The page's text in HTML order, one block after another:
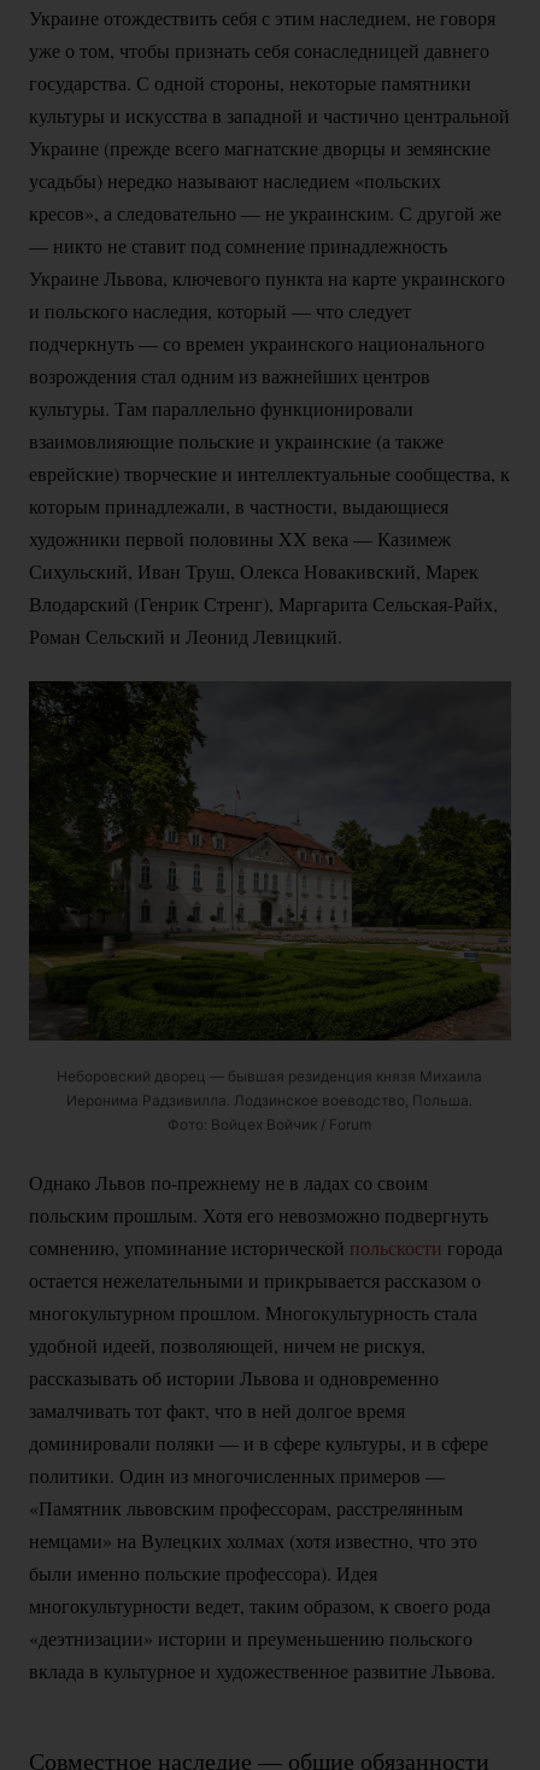
Украине отождествить себя с этим наследием, не говоря
уже о том, чтобы признать себя сонаследницей давнего
государства. С одной стороны, некоторые памятники
культуры и искусства в западной и частично центральной
Украине (прежде всего магнатские дворцы и земянские
усадьбы) нередко называют наследием «польских
кресов», а следовательно — не украинским. С другой же
— никто не ставит под сомнение принадлежность
Украине Львова, ключевого пункта на карте украинского
и польского наследия, который — что следует
подчеркнуть — со времен украинского национального
возрождения стал одним из важнейших центров
культуры. Там параллельно функционировали
взаимовлияющие польские и украинские (а также
еврейские) творческие и интеллектуальные сообщества, к
которым принадлежали, в частности, выдающиеся
художники первой половины XX века — Казимеж
Сихульский, Иван Труш, Олекса Новакивский, Марек
Влодарский (Генрик Стренг), Маргарита Сельская-Райх,
Роман Сельский и Леонид Левицкий.
Неборовский дворец — бывшая резиденция князя Михаила
Иеронима Радзивилла. Лодзинское воеводство, Польша.
Фото: Войцех Войчик / Forum
Однако Львов по-прежнему не в ладах со своим
польским прошлым. Хотя его невозможно подвергнуть
сомнению, упоминание исторической польскости города
остается нежелательными и прикрывается рассказом о
многокультурном прошлом. Многокультурность стала
удобной идеей, позволяющей, ничем не рискуя,
рассказывать об истории Львова и одновременно
замалчивать тот факт, что в ней долгое время
доминировали поляки — и в сфере культуры, и в сфере
политики. Один из многочисленных примеров —
«Памятник львовским профессорам, расстрелянным
немцами» на Вулецких холмах (хотя известно, что это
были именно польские профессора). Идея
многокультурности ведет, таким образом, к своего рода
«деэтнизации» истории и преуменьшению польского
вклада в культурное и художественное развитие Львова.
Совместное наследие — общие обязанности